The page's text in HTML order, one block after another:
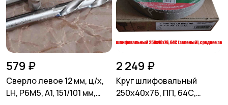
579 ₽
Сверло левое 12 мм, ц/х,
LH, Р6М5, А1, 151/101 мм,
2 249 ₽
Круг шлифовальный
250х40х76, ПП, 64С,